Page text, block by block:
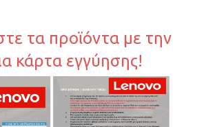
τα προϊόντα με την
κάρτα εγγύησης!